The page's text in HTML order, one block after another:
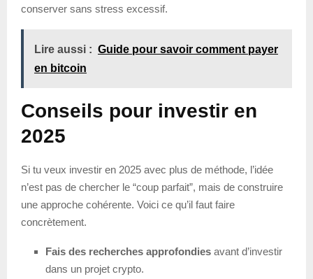
conserver sans stress excessif.
Lire aussi : Guide pour savoir comment payer
en bitcoin
Conseils pour investir en
2025
Si tu veux investir en 2025 avec plus de méthode, l’idée
n’est pas de chercher le “coup parfait”, mais de construire
une approche cohérente. Voici ce qu’il faut faire
concrètement.
Fais des recherches approfondies avant d’investir
dans un projet crypto.